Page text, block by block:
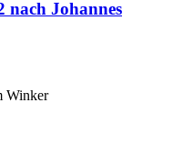
nach Johannes
Winker